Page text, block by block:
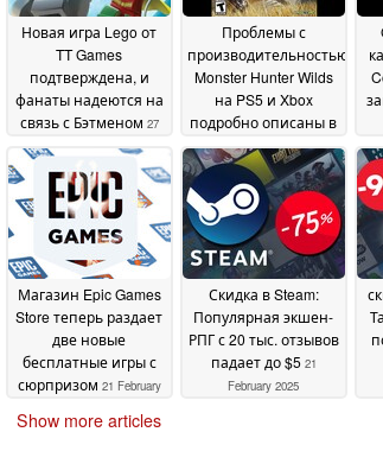
Новая игра Lego от
TT Games
подтверждена, и
фанаты надеются на
связь с Бэтменом 27
February 2025
Проблемы с
производительностью
Monster Hunter Wilds
на PS5 и Xbox
подробно описаны в
анализе Digital
Foundry25 February 2025
Магазин Epic Games
Store теперь раздает
две новые
бесплатные игры с
сюрпризом 21 February
Скидка в Steam:
Популярная экшен-
РПГ с 20 тыс. отзывов
падает до $5 21
February 2025
Show more articles